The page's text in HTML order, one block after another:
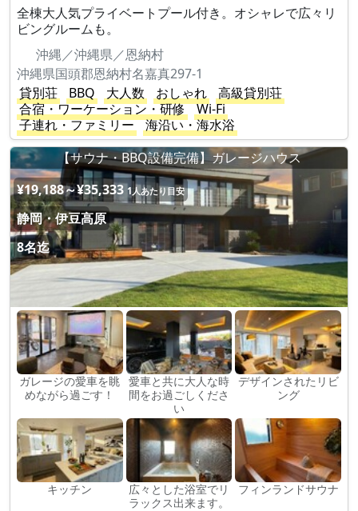
全棟大人気プライベートプール付き。オシャレで広々リ
ビングルームも。
沖縄／沖縄県／恩納村
沖縄県国頭郡恩納村名嘉真297-1
貸別荘
BBQ 大人数 おしゃれ
高級貸別荘
合宿・ワーケーション・研修
Wi-Fi
子連れ・ファミリー
海沿い・海水浴
【サウナ・BBQ設備完備】ガレージハウス
¥19,188～¥35,333 1人あたり目安
静岡・伊豆高原
8名迄
ガレージの愛車を眺
めながら過ごす！
愛車と共に大人な時
間をお過ごしくださ
い
デザインされたリビ
ング
キッチン
広々とした浴室でリ
ラックス出来ます。
フィンランドサウナ